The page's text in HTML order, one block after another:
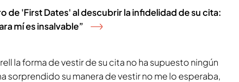
de 'First Dates' al descubrir la infidelidad de su cita:
mí es insalvable”
la forma de vestir de su cita no ha supuesto ningún
sorprendido su manera de vestir no me lo esperaba,